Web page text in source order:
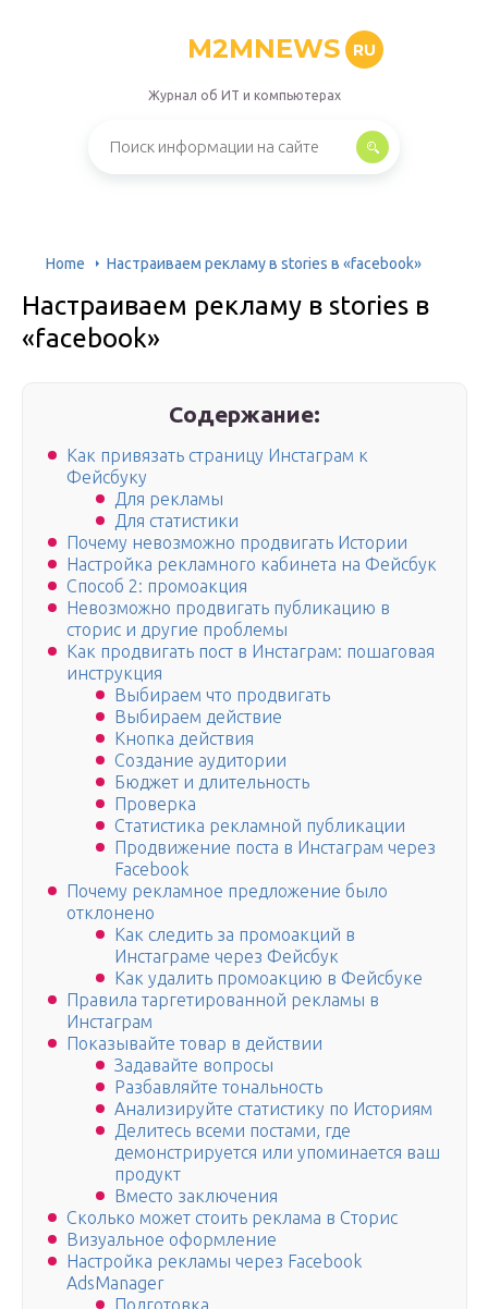
M2MNEWS RU
Журнал об ИТ и компьютерах
Home Настраиваем рекламу в stories в «facebook»
Настраиваем рекламу в stories в
«facebook»
Содержание:
Как привязать страницу Инстаграм к
Фейсбуку
Для рекламы
Для статистики
Почему невозможно продвигать Истории
Настройка рекламного кабинета на Фейсбук
Способ 2: промоакция
Невозможно продвигать публикацию в
сторис и другие проблемы
Как продвигать пост в Инстаграм: пошаговая
инструкция
Выбираем что продвигать
Выбираем действие
Кнопка действия
Создание аудитории
Бюджет и длительность
Проверка
Cтатистика рекламной публикации
Продвижение поста в Инстаграм через
Facebook
Почему рекламное предложение было
отклонено
Как следить за промоакций в
Инстаграме через Фейсбук
Как удалить промоакцию в Фейсбуке
Правила таргетированной рекламы в
Инстаграм
Показывайте товар в действии
Задавайте вопросы
Разбавляйте тональность
Анализируйте статистику по Историям
Делитесь всеми постами, где
демонстрируется или упоминается ваш
продукт
Вместо заключения
Сколько может стоить реклама в Сторис
Визуальное оформление
Настройка рекламы через Facebook
AdsManager
Подготовка